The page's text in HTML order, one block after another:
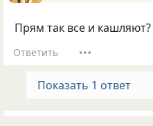
Прям так все и
Ответить
Показать 1 ответ